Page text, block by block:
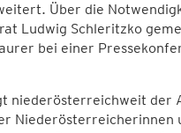
Über die
Ludwig Schleritzko
bei einer
niederösterreichweit